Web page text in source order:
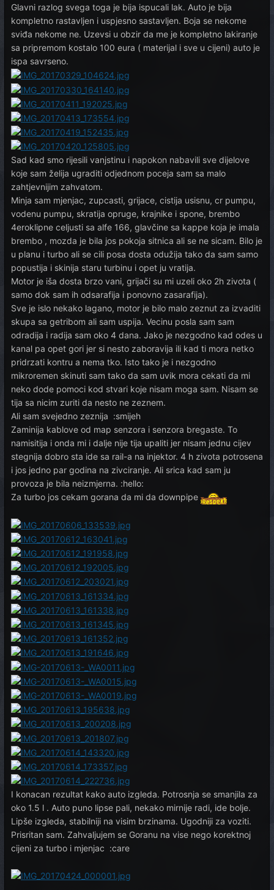
Glavni razlog svega toga je bija ispucali lak. Auto je bija
kompletno rastavljen i uspjesno sastavljen. Boja se nekome
sviđa nekome ne. Uzevsi u obzir da me je kompletno lakiranje
sa pripremom kostalo 100 eura ( materijal i sve u cijeni) auto je
ispa savrseno.
Sad kad smo rijesili vanjstinu i napokon nabavili sve dijelove
koje sam želija ugraditi odjednom poceja sam sa malo
zahtjevnijim zahvatom.
Minja sam mjenjac, zupcasti, grijace, cistija usisnu, cr pumpu,
vodenu pumpu, skratija opruge, krajnike i spone, brembo
4eroklipne celjusti sa alfe 166, glavčine sa kappe koja je imala
brembo , mozda je bila jos pokoja sitnica ali se ne sicam. Bilo je
u planu i turbo ali se cili posa dosta odužija tako da sam samo
popustija i skinija staru turbinu i opet ju vratija.
Motor je iša dosta brzo vani, grijači su mi uzeli oko 2h zivota (
samo dok sam ih odsarafija i ponovno zasarafija).
Sve je islo nekako lagano, motor je bilo malo zeznut za izvaditi
skupa sa getribom ali sam uspija. Vecinu posla sam sam
odradija i radija sam oko 4 dana. Jako je nezgodno kad odes u
kanal pa opet gori jer si nesto zaboravija ili kad ti mora netko
pridrzati kontru a nema tko. Isto tako je i nezgodno
mikroremen skinuti sam tako da sam uvik mora cekati da mi
neko dode pomoci kod stvari koje nisam moga sam. Nisam se
tija sa nicim zuriti da nesto ne zeznem.
Ali sam svejedno zeznija :smijeh
Zaminija kablove od map senzora i senzora bregaste. To
namisitija i onda mi i dalje nije tija upaliti jer nisam jednu cijev
stegnija dobro sta ide sa rail-a na injektor. 4 h zivota potrosena
i jos jedno par godina na zivciranje. Ali srica kad sam ju
provoza je bila neizmjerna. :hello:
Za turbo jos cekam gorana da mi da downpipe
I konacan rezultat kako auto izgleda. Potrosnja se smanjila za
oko 1.5 l . Auto puno lipse pali, nekako mirnije radi, ide bolje.
Lipše izgleda, stabilniji na visim brzinama. Ugodniji za voziti.
Prisritan sam. Zahvaljujem se Goranu na vise nego korektnoj
cijeni za turbo i mjenjac :care